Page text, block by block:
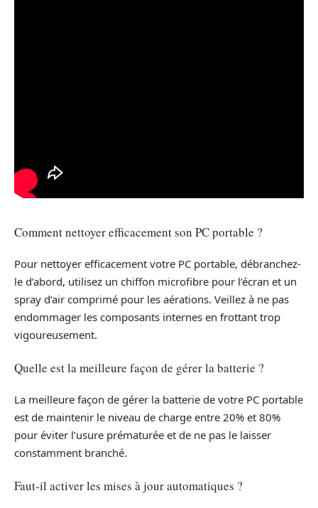
Comment nettoyer efficacement son PC portable ?
Pour nettoyer efficacement votre PC portable, débranchez-
le d’abord, utilisez un chiffon microfibre pour l’écran et un
spray d’air comprimé pour les aérations. Veillez à ne pas
endommager les composants internes en frottant trop
vigoureusement.
Quelle est la meilleure façon de gérer la batterie ?
La meilleure façon de gérer la batterie de votre PC portable
est de maintenir le niveau de charge entre 20% et 80%
pour éviter l’usure prématurée et de ne pas le laisser
constamment branché.
Faut-il activer les mises à jour automatiques ?